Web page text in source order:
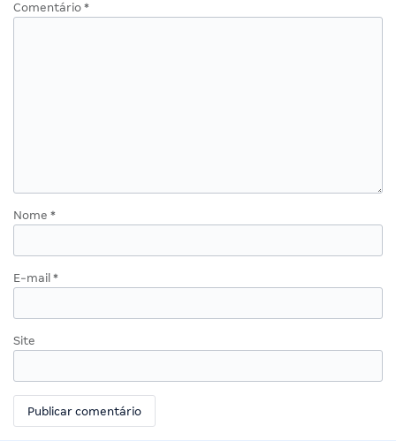
Comentário *
Nome *
E-mail *
Site